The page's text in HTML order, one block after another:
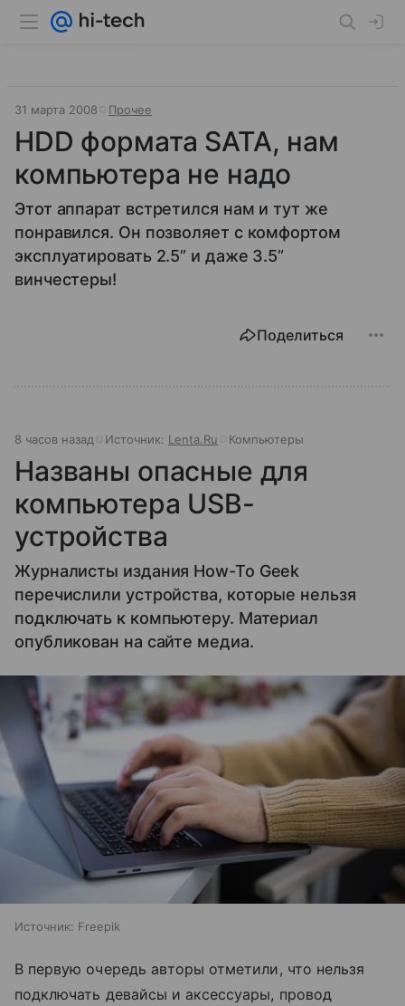
31 марта 2008 Прочее
HDD формата SATA, нам
компьютера не надо
Этот аппарат встретился нам и тут же
понравился. Он позволяет с комфортом
эксплуатировать 2.5” и даже 3.5”
винчестеры!
Поделиться
8 часов назад Источник: Lenta.Ru Компьютеры
Названы опасные для
компьютера USB-
устройства
Журналисты издания How-To Geek
перечислили устройства, которые нельзя
подключать к компьютеру. Материал
опубликован на сайте медиа.
Источник: Freepik
В первую очередь авторы отметили, что нельзя
подключать девайсы и аксессуары, провод